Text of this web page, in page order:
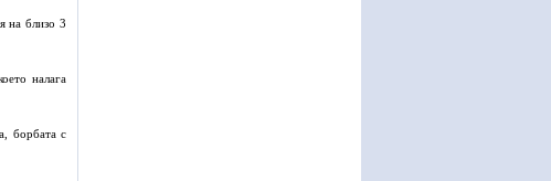
на близо 3
налага
борбата с